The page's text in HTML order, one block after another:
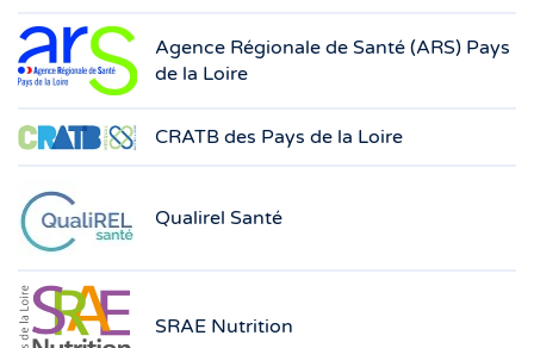
Agence Régionale de Santé (ARS) Pays
de la Loire
CRATB des Pays de la Loire
Qualirel Santé
SRAE Nutrition